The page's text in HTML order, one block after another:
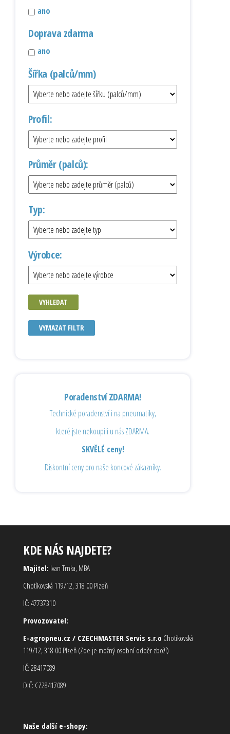
ano
Doprava zdarma
ano
Šířka (palců/mm)
Profil:
Průměr (palců):
Typ:
Výrobce:
VYHLEDAT
VYMAZAT FILTR
Poradenství ZDARMA!
Technické poradenství i na pneumatiky,
které jste nekoupili u nás ZDARMA.
SKVĚLÉ ceny!
Diskontní ceny pro naše koncové zákazníky.
KDE NÁS NAJDETE?
Majitel: Ivan Trnka, MBA
Chotíkovská 119/12, 318 00 Plzeň
IČ: 47737310
Provozovatel:
E-agropneu.cz / CZECHMASTER Servis s.r.o Chotíkovská
119/12, 318 00 Plzeň (Zde je možný osobní odběr zboží)
IČ: 28417089
DIČ: CZ28417089
Naše další e-shopy: